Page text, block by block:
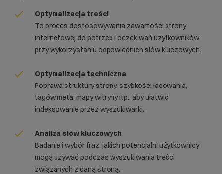
Optymalizacja treści
To proces dostosowywania zawartości strony
internetowej do potrzeb i oczekiwań użytkowników
przy wykorzystaniu odpowiednich słów kluczowych.
Optymalizacja techniczna
Poprawa struktury strony, szybkości ładowania,
tagów meta, mapy witryny itp., aby ułatwić
indeksowanie przez wyszukiwarki.
Analiza słów kluczowych
Badanie i wybór fraz, jakich potencjalni użytkownicy
mogą używać podczas wyszukiwania treści
związanych z daną stroną.